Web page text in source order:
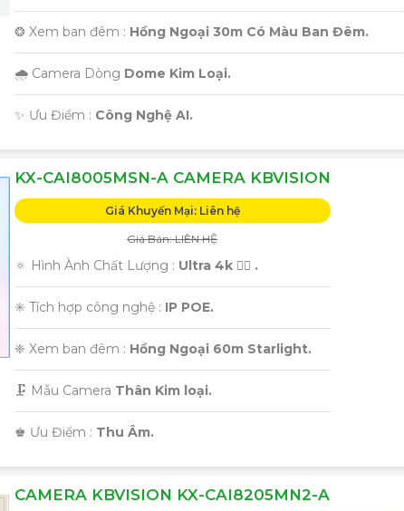
❂ Xem ban đêm : Hồng Ngoại 30m Có Màu Ban Đêm.
🌧️ Camera Dòng Dome Kim Loại.
️✨ Ưu Điểm : Công Nghệ AI.
KX-CAI8005MSN-A CAMERA KBVISION
Giá Khuyến Mại: Liên hệ
Giá Bán: LIÊN HỆ
🔅 Hình Ành Chất Lượng : Ultra 4k 👍🏾 .
✳️ Tích hợp công nghệ : IP POE.
❈ Xem ban đêm : Hồng Ngoại 60m Starlight.
🗜️ Mẫu Camera Thân Kim loại.
️♚ Ưu Điểm : Thu Âm.
CAMERA KBVISION KX-CAI8205MN2-A